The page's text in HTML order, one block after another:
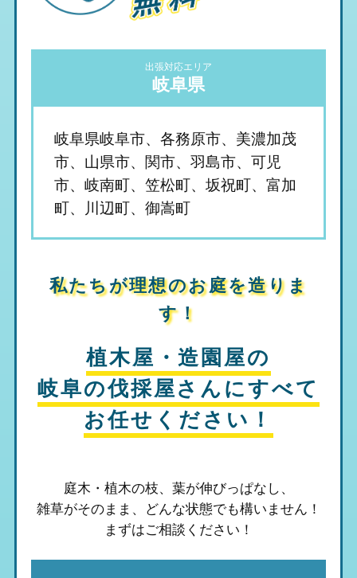
出張対応エリア
岐阜県
岐阜県岐阜市、各務原市、美濃加茂
市、山県市、関市、羽島市、可児
市、岐南町、笠松町、坂祝町、富加
町、川辺町、御嵩町
私たちが理想のお庭を造りま
す！
植木屋・造園屋の
岐阜の伐採屋さんにすべて
お任せください！
庭木・植木の枝、葉が伸びっぱなし、
雑草がそのまま、 どんな状態でも構いません！
まずはご相談ください！